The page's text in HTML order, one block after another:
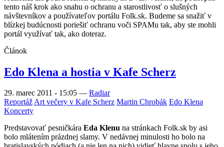
29. marec 2011 - 15:05— Radiar
ReportážArt večery v Kafe Scherz Martin Chrobák Edo Klena
Koncerty
Predstavovať pesničkára
bolo mlátením prázdnej slamy. V nedávnej minulosti ho bolo na
bratislavských pódiach (a nie len na nich) vidieť hlavne spolu s jeho
dvornou kapelou Klenoty. Včerajší koncert (28.marca 2011) v Kafe
no pozval si nemenej hodnotných hostí. Na lubovej gitare (značky
Sagitarius) ho vyhrávkami a sólami podporovalMartin Chrobák
na ústnej harmonike sa predviedol Edov dávny kamarát z Mikulova
Článok